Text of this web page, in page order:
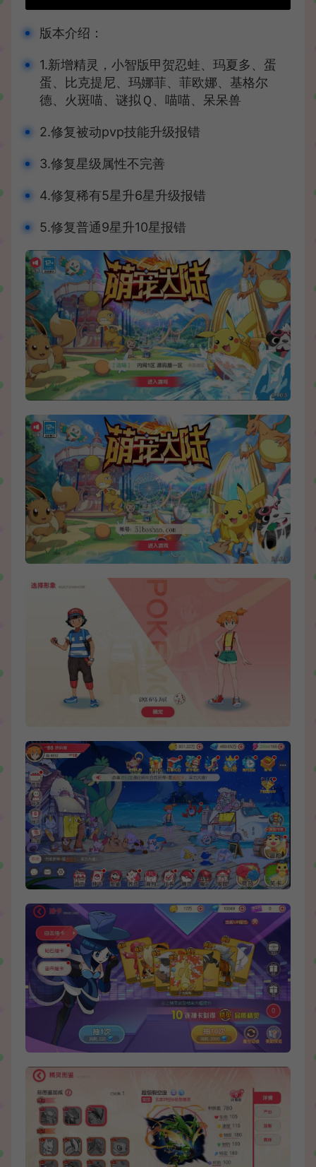
版本介绍：
1.新增精灵，小智版甲贺忍蛙、玛夏多、蛋
蛋、比克提尼、玛娜菲、菲欧娜、基格尔
德、火斑喵、谜拟Ｑ、喵喵、呆呆兽
2.修复被动pvp技能升级报错
3.修复星级属性不完善
4.修复稀有5星升6星升级报错
5.修复普通9星升10星报错